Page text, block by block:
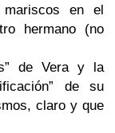
en el
hermano (no
de Vera y la
de su
claro y que